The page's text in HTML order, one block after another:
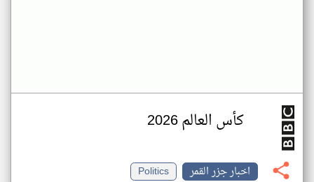
كأس العالم 2026
اخبار جزر القمر
Politics